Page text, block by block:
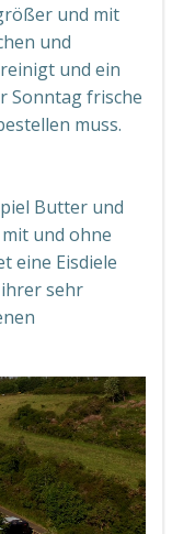
und mit
und
und ein
Sonntag frische
muss.
Butter und
und ohne
eine Eisdiele
sehr